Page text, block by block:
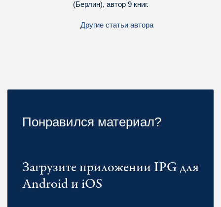
(Берлин), автор 9 книг.
Другие статьи автора
Понравился материал?
Загрузите приложении IPG для
Android и iOS